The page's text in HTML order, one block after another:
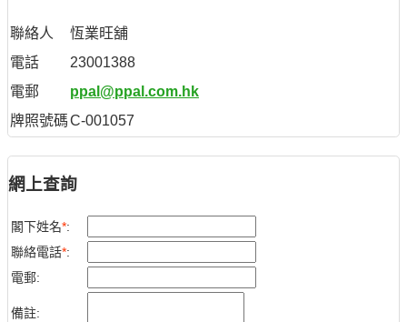
聯絡人
恆業旺舖
電話
23001388
電郵
ppal@ppal.com.hk
牌照號碼C-001057
網上查詢
閣下姓名*:
聯絡電話*:
電郵:
備註: